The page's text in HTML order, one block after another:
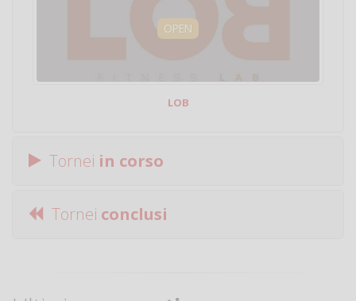
OPEN
LOB
Tornei in corso
Tornei conclusi